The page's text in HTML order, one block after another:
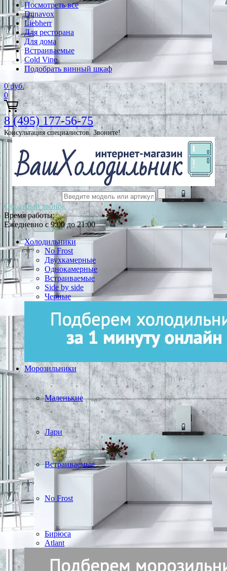
Посмотреть все
Dunavox
Liebherr
Для ресторана
Для дома
Встраиваемые
Cold Vine
Подобрать винный шкаф
0 руб.
0
8 (495) 177-56-75
Консультация специалистов. Звоните!
Обратный звонок
Время работы:
Ежедневно с 9:00 до 21:00
Холодильники
No Frost
Двухкамерные
Однокамерные
Встраиваемые
Side by side
Черные
Морозильники
Маленькие
Лари
Встраиваемые
No Frost
Бирюса
Atlant